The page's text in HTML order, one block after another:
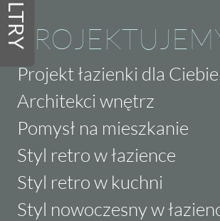
FILTRY
Projekt łazienki dla Ciebie
Architekci wnętrz
Pomysł na mieszkanie
Styl retro w łazience
Styl retro w kuchni
Styl nowoczesny w